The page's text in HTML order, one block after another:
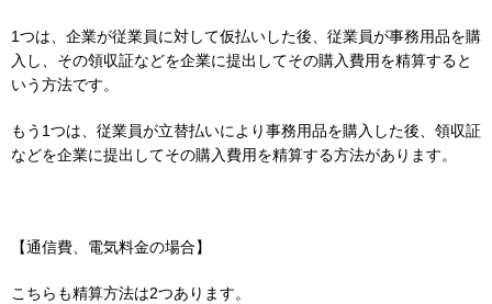
1つは、企業が従業員に対して仮払いした後、従業員が事務用品を購
入し、その領収証などを企業に提出してその購入費用を精算すると
いう方法です。
もう1つは、従業員が立替払いにより事務用品を購入した後、領収証
などを企業に提出してその購入費用を精算する方法があります。
【通信費、電気料金の場合】
こちらも精算方法は2つあります。